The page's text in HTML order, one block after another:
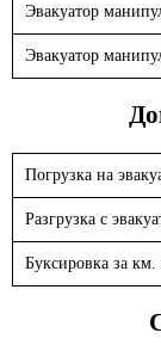
Эвакуатор
Эвакуатор
Погрузка на
Разгрузка с
Буксировка за км.